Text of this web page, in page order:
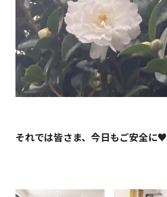
それでは皆さま、今日もご安全に♥